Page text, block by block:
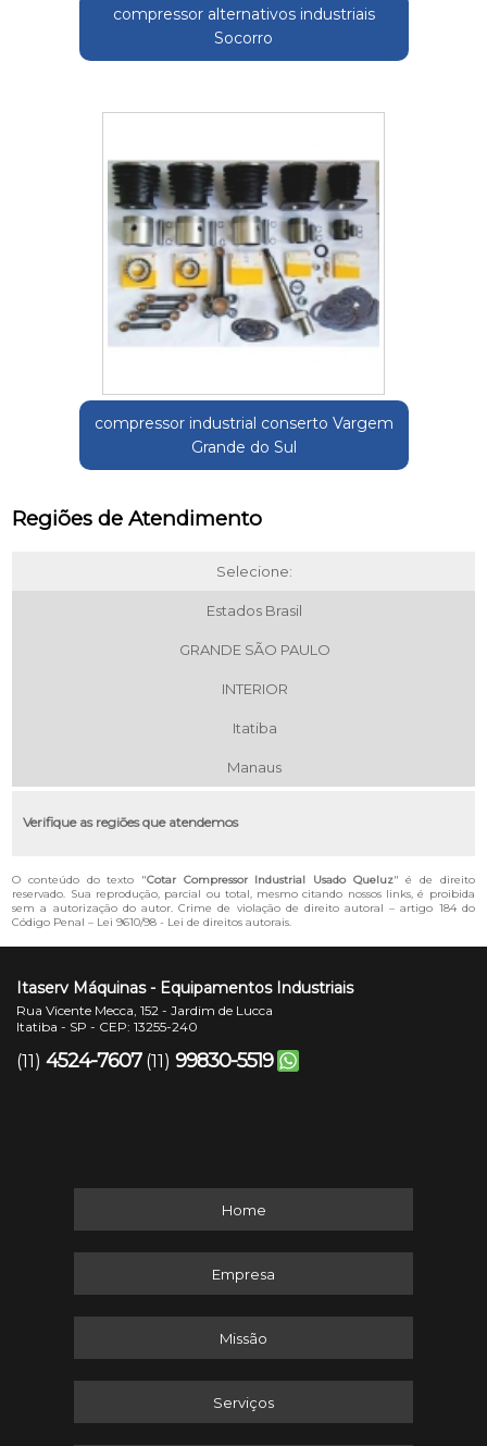
compressor alternativos industriais
Socorro
compressor industrial conserto Vargem
Grande do Sul
Regiões de Atendimento
Selecione:
Estados Brasil
GRANDE SÃO PAULO
INTERIOR
Itatiba
Manaus
Verifique as regiões que atendemos
O conteúdo do texto "Cotar Compressor Industrial Usado Queluz" é de direito
reservado. Sua reprodução, parcial ou total, mesmo citando nossos links, é proibida
sem a autorização do autor. Crime de violação de direito autoral – artigo 184 do
Código Penal – Lei 9610/98 - Lei de direitos autorais.
Itaserv Máquinas - Equipamentos Industriais
Rua Vicente Mecca, 152 - Jardim de Lucca
Itatiba - SP - CEP: 13255-240
(11) 4524-7607 (11) 99830-5519
Home
Empresa
Missão
Serviços